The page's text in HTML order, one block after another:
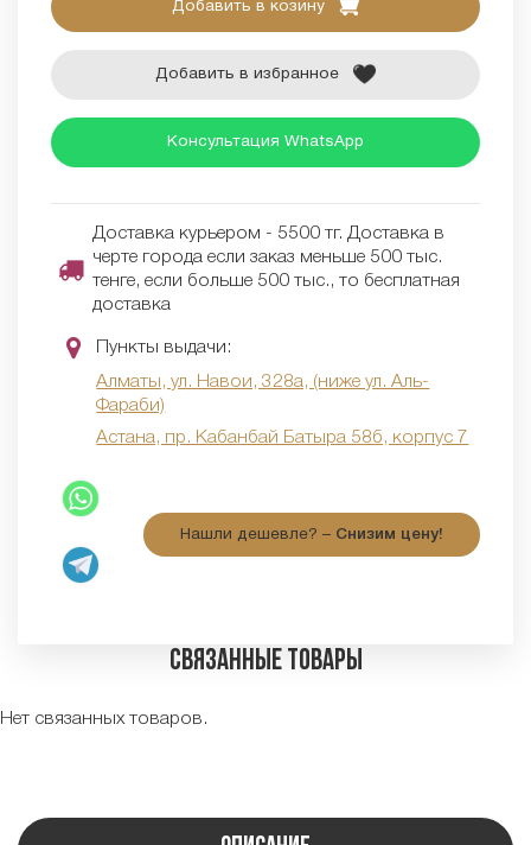
Добавить в козину
Добавить в избранное
Консультация WhatsApp
Доставка курьером - 5500 тг. Доставка в
черте города если заказ меньше 500 тыс.
тенге, если больше 500 тыс., то бесплатная
доставка
Пункты выдачи:
Алматы, ул. Навои, 328а, (ниже ул. Аль-
Фараби)
Астана, пр. Кабанбай Батыра 58б, корпус 7
Нашли дешевле? – Снизим цену!
Связанные товары
Нет связанных товаров.